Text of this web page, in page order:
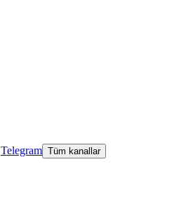
Telegram Tüm kanallar